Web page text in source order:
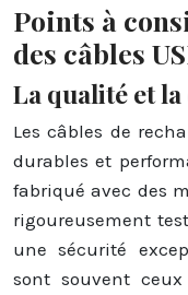
Points à
des câbles
La qualité et
Les câbles de
durables et
fabriqué avec des
rigoureusement
une sécurité
sont souvent